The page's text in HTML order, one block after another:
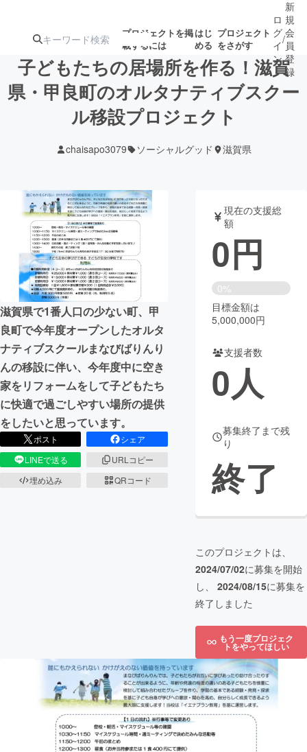
プロジェクトを掲
載するには
はじ
める
プロジェクト
をさがす
注目のリ 注目の新着プロ募集終了が近いプ
テクノロジー・ガジェット
映像・映画 書籍・雑誌
ビジネス・起業 チャレンジ
まちづくり・地域活性化
CAMPFIRE for Social Good
CAMPFIRE Creation
CAMPFIREふるさと納税machi-ya コミュニティ
ロ
グ
イ
ン
/
新
規
会
員
登
録
子どもたちの居場所を作る！滋賀
県・甲良町のオルタナティブスクー
ル移設プロジェクト
chaisapo3079 ソーシャルグッド 滋賀県
滋賀県で1番人口の少ない町、甲
良町で今年度オープンしたオルタ
ナティブスクールまなびばりんり
んの移設に伴い、今年度中に空き
家をリフォームをして子どもたち
に快適で過ごしやすい場所の提供
をしたいと思っています。
ポスト
シェア
LINEで送る
URLコピー
埋め込み
QRコード
現在の支援総
額
0円
0%
目標金額は
5,000,000円
支援者数
0人
募集終了まで残
り
終了
このプロジェクトは、
2024/07/02に募集を開始
し、 2024/08/15に募集を
終了しました
もう一度プロジェク
トをやってほしい